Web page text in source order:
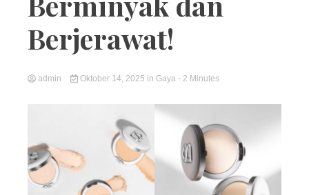
Berjerawat!
admin Oktober 14, 2025 in Gaya - 2 Minutes